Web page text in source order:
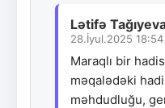
Lətifə
28.İyul.2025 18:54
Maraqlı bir
məqalədəki
məhdudluğu,